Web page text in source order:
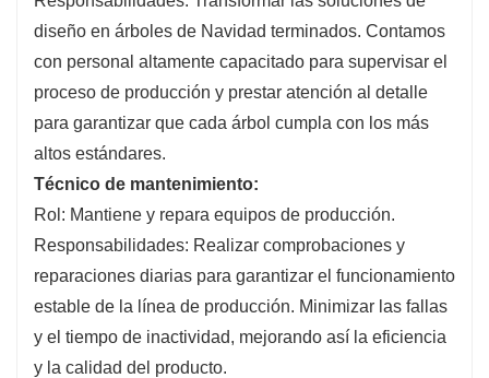
diseño en árboles de Navidad terminados. Contamos
con personal altamente capacitado para supervisar el
proceso de producción y prestar atención al detalle
para garantizar que cada árbol cumpla con los más
altos estándares.
Técnico de mantenimiento:
Rol: Mantiene y repara equipos de producción.
Responsabilidades: Realizar comprobaciones y
reparaciones diarias para garantizar el funcionamiento
estable de la línea de producción. Minimizar las fallas
y el tiempo de inactividad, mejorando así la eficiencia
y la calidad del producto.